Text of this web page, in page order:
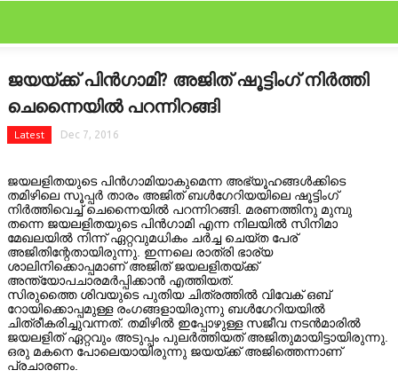
BOLLYWOOD
FEATURED
FILM SCAN
GALLERY
GOSSIPS
HOLLYWOOD
LATEST
ജയയ്ക്ക് പിന്‍ഗാമി? അജിത് ഷൂട്ടിംഗ് നിര്‍ത്തി
ചെന്നൈയില്‍ പറന്നിറങ്ങി
Latest Dec 7, 2016
ജയലളിതയുടെ പിന്‍ഗാമിയാകുമെന്ന അഭ്യൂഹങ്ങള്‍ക്കിടെ
തമിഴിലെ സൂപ്പര്‍ താരം അജിത് ബള്‍ഗേറിയയിലെ ഷൂട്ടിംഗ്
നിര്‍ത്തിവെച്ച് ചെന്നൈയില്‍ പറന്നിറങ്ങി. മരണത്തിനു മുമ്പു
തന്നെ ജയലളിതയുടെ പിന്‍ഗാമി എന്ന നിലയില്‍ സിനിമാ
മേഖലയില്‍ നിന്ന് ഏറ്റവുമധികം ചര്‍ച്ച ചെയ്ത പേര്
അജിതിന്റേതായിരുന്നു. ഇന്നലെ രാത്രി ഭാര്യ
ശാലിനിക്കൊപ്പമാണ് അജിത് ജയലളിതയ്ക്ക്
അന്ത്യോപചാരമര്‍പ്പിക്കാന്‍ എത്തിയത്.
സിരുത്തൈ ശിവയുടെ പുതിയ ചിത്രത്തില്‍ വിവേക് ഒബ്
റോയിക്കൊപ്പമുള്ള രംഗങ്ങളായിരുന്നു ബള്‍ഗേറിയയില്‍
ചിത്രീകരിച്ചുവന്നത്. തമിഴില്‍ ഇപ്പോഴുള്ള സജീവ നടന്‍മാരില്‍
ജയലളിത് ഏറ്റവും അടുപ്പം പുലര്‍ത്തിയത് അജിതുമായിട്ടായിരുന്നു.
ഒരു മകനെ പോലെയായിരുന്നു ജയയ്ക്ക് അജിത്തെന്നാണ്
പ്രചാരണം.